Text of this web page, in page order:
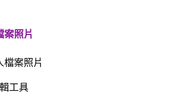
案照片
檔案照片
工具